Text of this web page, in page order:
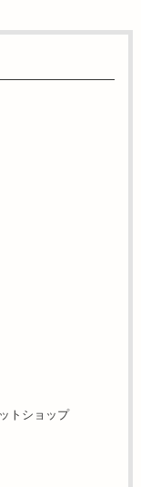
トショップ